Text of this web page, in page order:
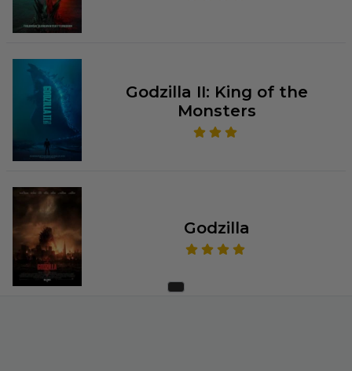
Godzilla II: King of the
Monsters
Godzilla